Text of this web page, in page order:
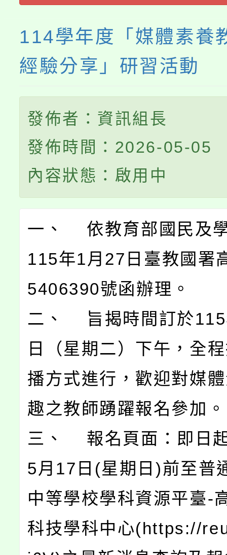
114學年度「媒體素養
經驗分享」研習活動
發佈者：資訊組長
發佈時間：2026-05-05
內容狀態：啟用中
一、 依教育部國民及
115年1月27日臺教國署
5406390號函辦理。
二、 旨揭時間訂於115
日（星期二）下午，全
播方式進行，歡迎對媒
趣之教師踴躍報名參加。
三、 報名頁面：即日
5月17日(星期日)前至普
中等學校學科資源平臺-
科技學科中心(https://